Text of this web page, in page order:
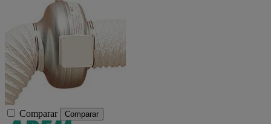
Comparar Comparar